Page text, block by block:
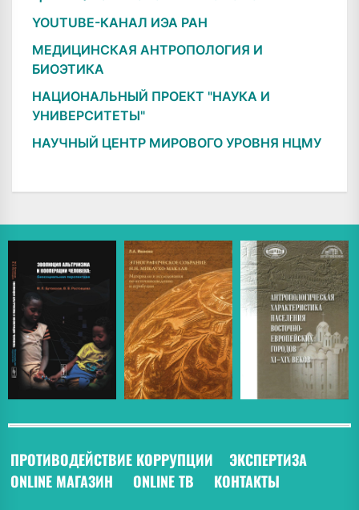
YOUTUBE-КАНАЛ ИЭА РАН
МЕДИЦИНСКАЯ АНТРОПОЛОГИЯ И
БИОЭТИКА
НАЦИОНАЛЬНЫЙ ПРОЕКТ "НАУКА И
УНИВЕРСИТЕТЫ"
НАУЧНЫЙ ЦЕНТР МИРОВОГО УРОВНЯ НЦМУ
ПРОТИВОДЕЙСТВИЕ КОРРУПЦИИ ЭКСПЕРТИЗА
ONLINE МАГАЗИН
ONLINE ТВ КОНТАКТЫ